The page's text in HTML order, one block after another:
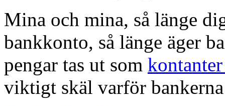
Mina och mina, så länge
bankkonto, så länge äger
pengar tas ut som
viktigt skäl varför